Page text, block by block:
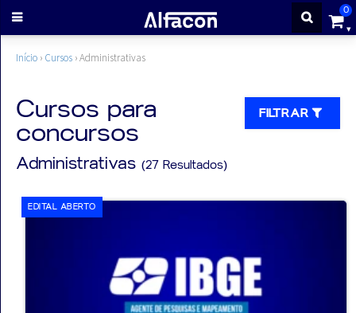
0
ENTRAR
CADASTRE-
SE
Início › Cursos ›Administrativas
Cursos para
concursos
FILTRAR
Administrativas (27 Resultados)
EDITAL ABERTO